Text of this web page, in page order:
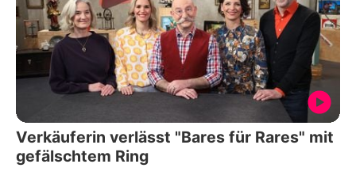
Verkäuferin verlässt "Bares für Rares" mit
gefälschtem Ring